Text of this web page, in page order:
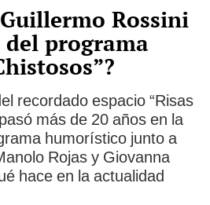
Rossini
programa
recordado espacio “Risas
más de 20 años en la
humorístico junto a
Rojas y Giovanna
hace en la actualidad